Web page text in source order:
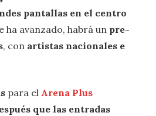
pantallas en el centro
ha avanzado, habrá un pre-
, con artistas nacionales e
para el Arena Plus
que las entradas